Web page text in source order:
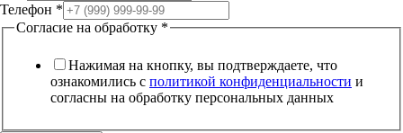
Телефон *
Согласие на обработку *
Нажимая на кнопку, вы подтверждаете, что
ознакомились с политикой конфиденциальности и
согласны на обработку персональных данных